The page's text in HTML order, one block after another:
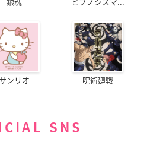
ンリオ 呪術廻戦
SNS